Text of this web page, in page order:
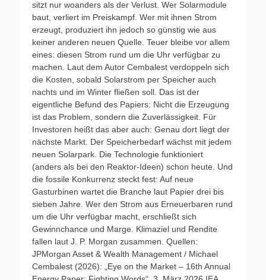
sitzt nur woanders als der Verlust. Wer Solarmodule
baut, verliert im Preiskampf. Wer mit ihnen Strom
erzeugt, produziert ihn jedoch so günstig wie aus
keiner anderen neuen Quelle. Teuer bleibe vor allem
eines: diesen Strom rund um die Uhr verfügbar zu
machen. Laut dem Autor Cembalest verdoppeln sich
die Kosten, sobald Solarstrom per Speicher auch
nachts und im Winter fließen soll. Das ist der
eigentliche Befund des Papiers: Nicht die Erzeugung
ist das Problem, sondern die Zuverlässigkeit. Für
Investoren heißt das aber auch: Genau dort liegt der
nächste Markt. Der Speicherbedarf wächst mit jedem
neuen Solarpark. Die Technologie funktioniert
(anders als bei den Reaktor-Ideen) schon heute. Und
die fossile Konkurrenz steckt fest: Auf neue
Gasturbinen wartet die Branche laut Papier drei bis
sieben Jahre. Wer den Strom aus Erneuerbaren rund
um die Uhr verfügbar macht, erschließt sich
Gewinnchance und Marge. Klimaziel und Rendite
fallen laut J. P. Morgan zusammen. Quellen:
JPMorgan Asset & Wealth Management / Michael
Cembalest (2026): „Eye on the Market – 16th Annual